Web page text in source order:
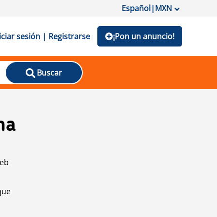
Español|MXN
sesión | Registrarse ¡Pon un anuncio!
Buscar